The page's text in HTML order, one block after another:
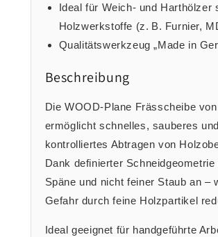
Ideal für Weich- und Harthölzer
Holzwerkstoffe (z. B. Furnier,
Qualitätswerkzeug „Made in
Beschreibung
Die WOOD‑Plane Frässcheibe
ermöglicht schnelles, sauberes und
kontrolliertes Abtragen von
Dank definierter Schneidgeometrie
Späne und nicht feiner Staub an –
Gefahr durch feine Holzpartikel
Ideal geeignet für handgeführte